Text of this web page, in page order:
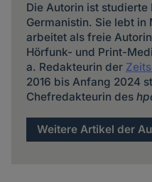
Die Autorin ist
Germanistin. Sie lebt in
arbeitet als freie
Hörfunk- und Print-
a. Redakteurin der
2016 bis Anfang 2024
Chefredakteurin des
Weitere Artikel der